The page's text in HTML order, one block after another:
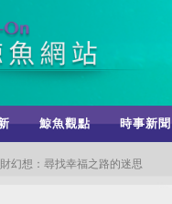
鯨魚觀點 時事新聞
幻想：尋找幸福之路的迷思